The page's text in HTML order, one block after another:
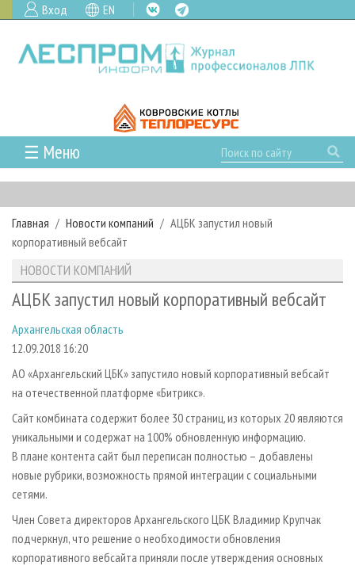
Вход EN
☰ Меню
ГЛАВНАЯ
РУБРИКИ И ТЕМЫ
РУБРИКИ ЖУРНАЛА
ЛЕСНОЕ ХОЗЯЙСТВО
ЛЕСОЗАГОТОВКА
ЛЕСОПИЛЕНИЕ
ДЕРЕВООБРАБОТКА
СУШКА ДРЕВЕСИНЫ
ПРОИЗВОДСТВО ДРЕВЕСНЫХ ПЛИТ
ДЕРЕВЯННОЕ ДОМОСТРОЕНИЕ
ПРОИЗВОДСТВО МЕБЕЛИ
БИОЭНЕРГЕТИКА
ЦБП
ИНСТРУМЕНТ И МАТЕРИАЛЫ
НОВОСТИ
КАЛЕНДАРЬ СОБЫТИЙ
НОВОСТИ ЛПК
НОВОСТИ ЖУРНАЛА
НОВОСТИ КОМПАНИЙ
ПРОЕКТЫ ЛПИ
АНАЛИТИКА
ПРЕДПРИЯТИЯ ЛПК
ЛЕСНЫЕ РЕГИОНЫ РОССИИ
ПЕРСОНЫ
МОБИЛЬНЫЕ ВЫСТАВКИ
ОФИЦИАЛЬНЫЕ ДЕЛЕГАЦИИ
ПРИОРИТЕТНЫЕ ИНВЕСТПРОЕКТЫ
RUSSIAN FORESTRY REVIEW
ГАЗЕТА ЛЕСПРОМФОРУМ
БИБЛИОТЕКА СПЕЦИАЛИСТА
АРХИВ
АРХИВ ЖУРНАЛОВ
СТАТЬИ
ПОДПИСКА
КОНТАКТЫ
РЕКЛАМОДАТЕЛЯМ
РЕКЛАМА
РЕКЛАМА НА САЙТЕ
Главная Новости компаний
АЦБК запустил новый
корпоративный вебсайт
НОВОСТИ КОМПАНИЙ
АЦБК запустил новый корпоративный вебсайт
Архангельская область
12.09.2018 16:20
АО «Архангельский ЦБК» запустило новый корпоративный вебсайт
на отечественной платформе «Битрикс».
Сайт комбината содержит более 30 страниц, из которых 20 являются
уникальными и содержат на 100% обновленную информацию.
В плане контента сайт был переписан полностью – добавлены
новые рубрики, возможность прямой интеграции с социальными
сетями.
Член Совета директоров Архангельского ЦБК Владимир Крупчак
подчеркнул, что решение о необходимости обновления
корпоративного вебсайта приняли после утверждения основных